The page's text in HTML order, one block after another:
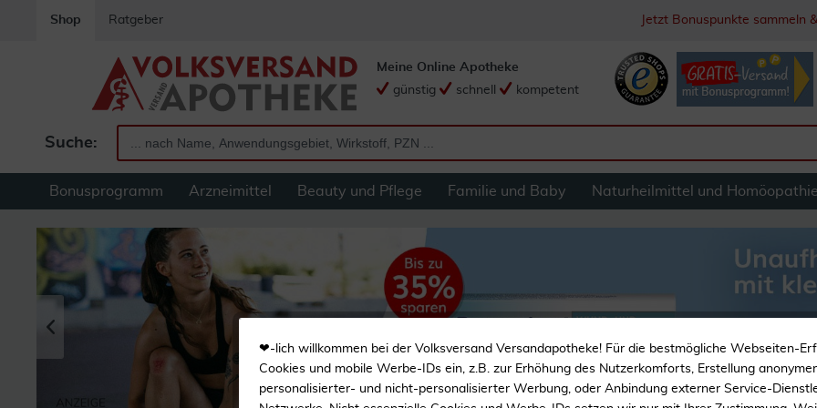
Shop Ratgeber Jetzt Bonuspunkte sammeln
Suche:
Meine Online Apotheke
günstig
schnell kompetent
Bonusprogramm Arzneimittel Beauty und Pflege Familie und Baby Naturheilmittel und Homöopathie
❤-lich willkommen bei der Volksversand Versandapotheke! Für die bestmögliche Webseiten-
Cookies und mobile Werbe-IDs ein, z.B. zur Erhöhung des Nutzerkomforts, Erstellung
personalisierter- und nicht-personalisierter Werbung, oder Anbindung externer Service-